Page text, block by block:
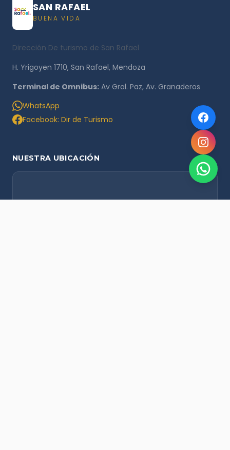
SAN RAFAEL
BUENA VIDA
Dirección De turismo de San Rafael
H. Yrigoyen 1710, San Rafael, Mendoza
Terminal de Omnibus: Av Gral. Paz, Av. Granaderos
WhatsApp
Facebook: Dir de Turismo
NUESTRA UBICACIÓN